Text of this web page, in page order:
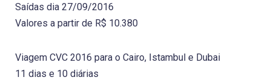
Saídas dia 27/09/2016
Valores a partir de R$ 10.380
Viagem CVC 2016 para o Cairo, Istambul e Dubai
11 dias e 10 diárias